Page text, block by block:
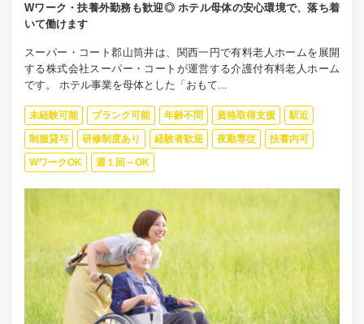
Wワーク・扶養外勤務も歓迎◎ ホテル母体の安心環境で、落ち着
いて働けます
スーパー・コート郡山筒井は、関西一円で有料老人ホームを展開
する株式会社スーパー・コートが運営する介護付有料老人ホーム
です。 ホテル事業を母体とした「おもて...
未経験可能 ブランク可能 年齢不問 資格取得支援 駅近
制服貸与 研修制度あり 経験者歓迎 夜勤専従 扶養内可
WワークOK 週１回～OK